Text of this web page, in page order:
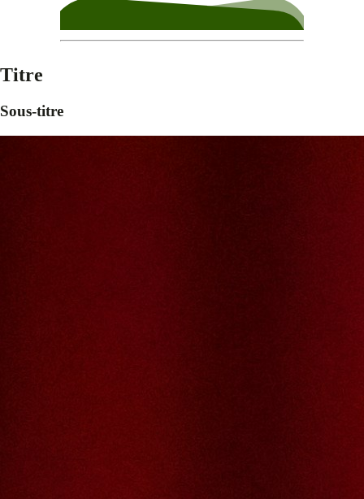
Titre
Sous-titre